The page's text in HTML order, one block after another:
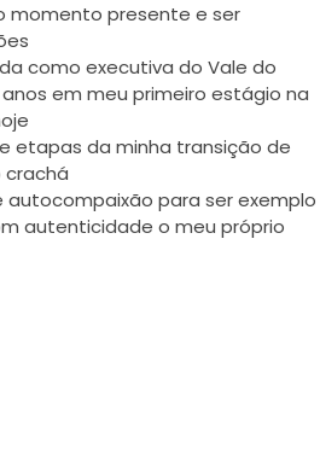
momento presente e ser
como executiva do Vale do
em meu primeiro estágio na
etapas da minha transição de
crachá
autocompaixão para ser exemplo
autenticidade o meu próprio